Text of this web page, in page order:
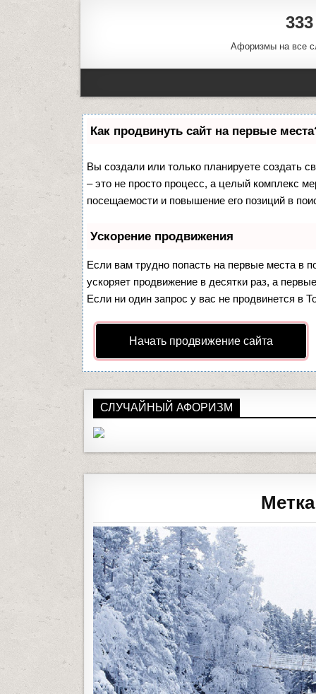
Афоризмы на все
Как продвинуть сайт на первые
Вы создали или только планируете создать
– это не просто процесс, а целый комплекс
посещаемости и повышение его позиций в
Ускорение продвижения
Если вам трудно попасть на первые места в
ускоряет продвижение в десятки раз, а
Если ни один запрос у вас не продвинется в
Начать продвижение сайта
СЛУЧАЙНЫЙ АФОРИЗМ